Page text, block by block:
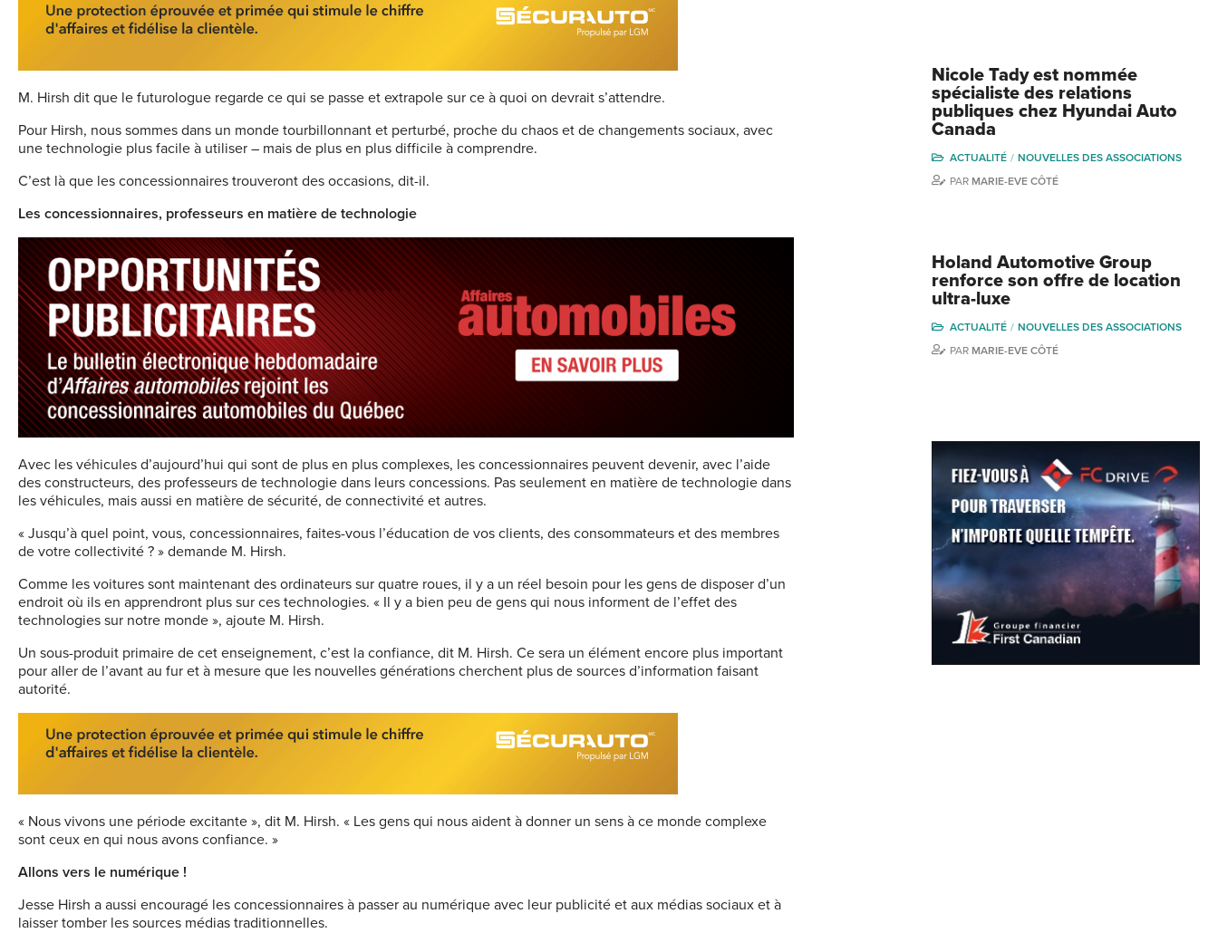
M. Hirsh dit que le futurologue regarde ce qui se passe et extrapole sur ce à quoi on devrait s’attendre.
Pour Hirsh, nous sommes dans un monde tourbillonnant et perturbé, proche du chaos et de changements sociaux, avec
une technologie plus facile à utiliser – mais de plus en plus difficile à comprendre.
C’est là que les concessionnaires trouveront des occasions, dit-il.
Les concessionnaires, professeurs en matière de technologie
Avec les véhicules d’aujourd’hui qui sont de plus en plus complexes, les concessionnaires peuvent devenir, avec l’aide
des constructeurs, des professeurs de technologie dans leurs concessions. Pas seulement en matière de technologie dans
les véhicules, mais aussi en matière de sécurité, de connectivité et autres.
« Jusqu’à quel point, vous, concessionnaires, faites-vous l’éducation de vos clients, des consommateurs et des membres
de votre collectivité ? » demande M. Hirsh.
Comme les voitures sont maintenant des ordinateurs sur quatre roues, il y a un réel besoin pour les gens de disposer d’un
endroit où ils en apprendront plus sur ces technologies. « Il y a bien peu de gens qui nous informent de l’effet des
technologies sur notre monde », ajoute M. Hirsh.
Un sous-produit primaire de cet enseignement, c’est la confiance, dit M. Hirsh. Ce sera un élément encore plus important
pour aller de l’avant au fur et à mesure que les nouvelles générations cherchent plus de sources d’information faisant
autorité.
« Nous vivons une période excitante », dit M. Hirsh. « Les gens qui nous aident à donner un sens à ce monde complexe
sont ceux en qui nous avons confiance. »
Allons vers le numérique !
Jesse Hirsh a aussi encouragé les concessionnaires à passer au numérique avec leur publicité et aux médias sociaux et à
laisser tomber les sources médias traditionnelles.
Nicole Tady est nommée
spécialiste des relations
publiques chez Hyundai Auto
Canada
ACTUALITÉ
NOUVELLES DES ASSOCIATIONS
PAR MARIE-EVE CÔTÉ
Holand Automotive Group
renforce son offre de location
ultra-luxe
ACTUALITÉ
NOUVELLES DES ASSOCIATIONS
PAR MARIE-EVE CÔTÉ